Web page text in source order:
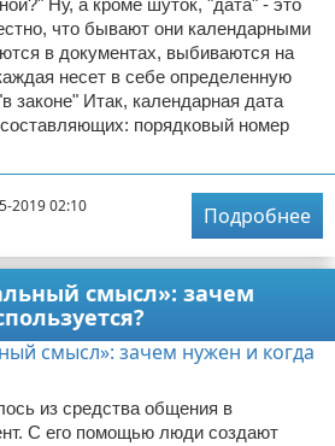
Ну, а кроме шуток, "дата" - это
что бывают они календарными
в документах, выбиваются на
несет в себе определенную
Итак, календарная дата
составляющих: порядковый номер
2019 02:10
Подробнее
смысл»: зачем
из средства общения в
С его помощью люди создают